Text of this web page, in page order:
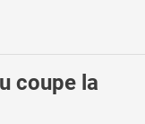
coupe la